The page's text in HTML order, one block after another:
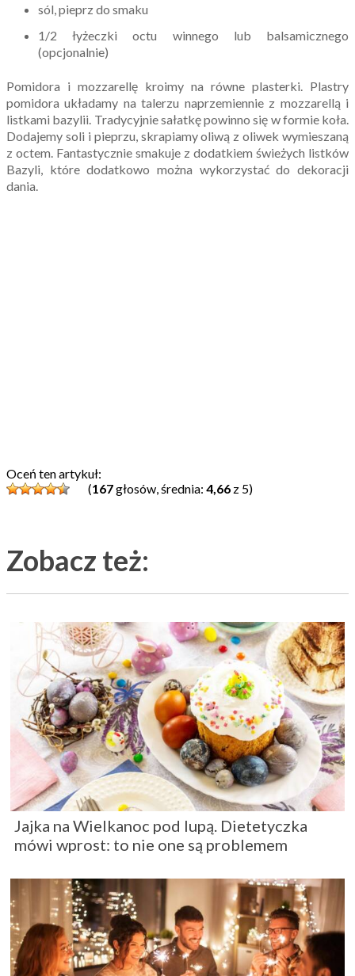
sól, pieprz do smaku
1/2 łyżeczki octu winnego lub balsamicznego
(opcjonalnie)
Pomidora i mozzarellę kroimy na równe plasterki. Plastry
pomidora układamy na talerzu naprzemiennie z mozzarellą i
listkami bazylii. Tradycyjnie sałatkę powinno się w formie koła.
Dodajemy soli i pieprzu, skrapiamy oliwą z oliwek wymieszaną
z octem. Fantastycznie smakuje z dodatkiem świeżych listków
Bazyli, które dodatkowo można wykorzystać do dekoracji
dania.
Oceń ten artykuł:
(167głosów, średnia: 4,66 z 5)
Zobacz też:
Jajka na Wielkanoc pod lupą. Dietetyczka
mówi wprost: to nie one są problemem